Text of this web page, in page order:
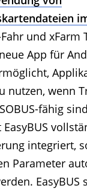
und xFarm
App für
nutzen, wenn
fähig
integriert,
Parameter
EasyBUS